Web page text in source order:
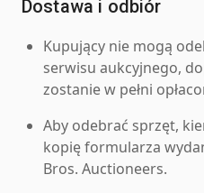
Dostawa i odbiór
Kupujący nie mogą
serwisu aukcyjnego,
zostanie w pełni
Aby odebrać sprzęt,
kopię formularza
Bros. Auctioneers.